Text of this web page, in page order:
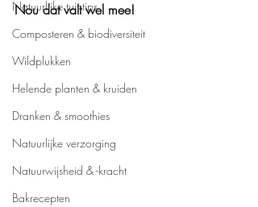
Natuurlijke tuintips
Composteren & biodiversiteit
Wildplukken
Helende planten & kruiden
Dranken & smoothies
Natuurlijke verzorging
Natuurwijsheid & -kracht
Bakrecepten
Nou dat valt wel mee!